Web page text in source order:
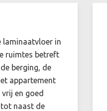
laminaatvloer in
ruimtes betreft
berging, de
appartement
en goed
naast de